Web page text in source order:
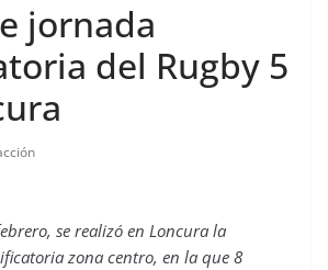
jornada
del Rugby 5
se realizó en Loncura la
zona centro, en la que 8